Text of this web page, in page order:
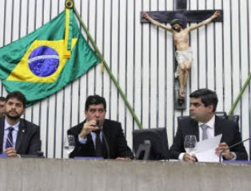
Uma coisa é certa: será a maior